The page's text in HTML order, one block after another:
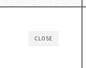
CLOSE